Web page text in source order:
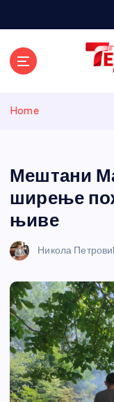
Home
Мештани
ширење
њиве
Никола